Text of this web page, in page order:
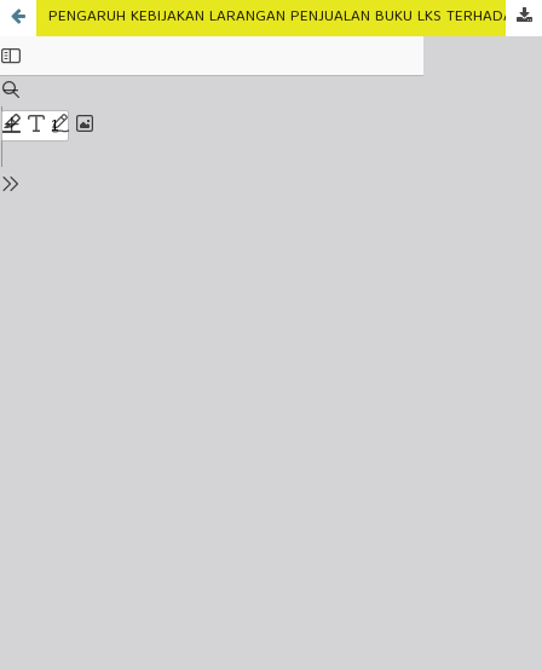
PENGARUH KEBIJAKAN LARANGAN PENJUALAN BUKU LKS TERHADAP KEMANDIRIAN BELAJAR SISWA